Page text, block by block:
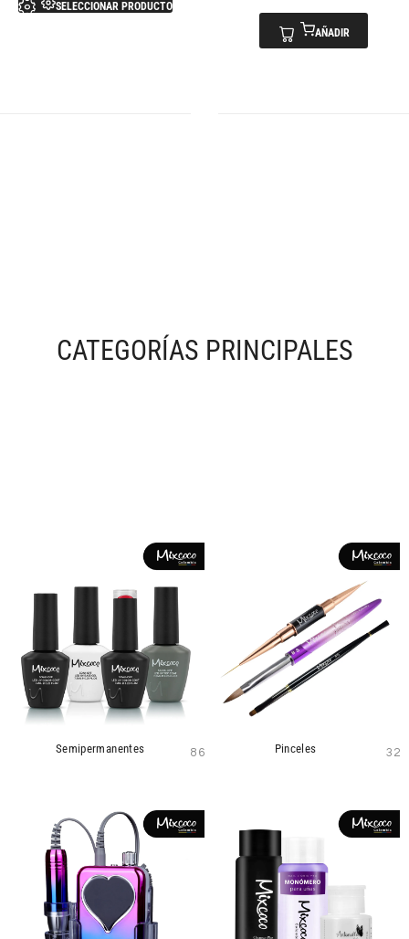
SELECCIONAR PRODUCTO
AÑADIR
CATEGORÍAS PRINCIPALES
Semipermanentes 86 Pinceles 32